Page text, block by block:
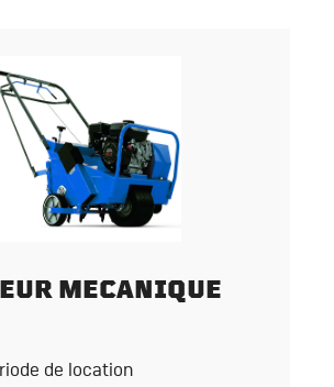
MECANIQUE
de location